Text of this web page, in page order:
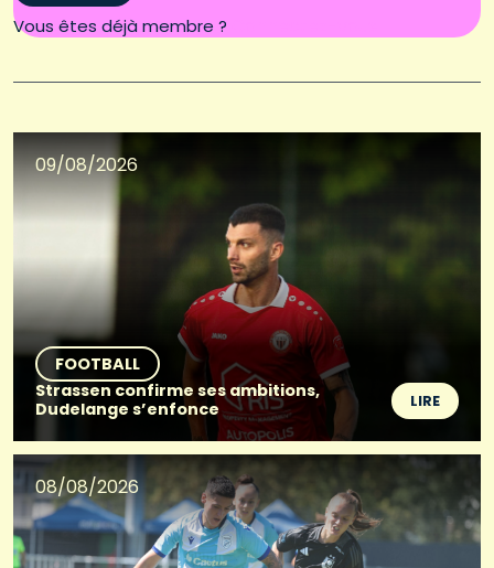
Vous êtes déjà membre ?
09/08/2026
FOOTBALL
Strassen confirme ses ambitions,
Dudelange s’enfonce
LIRE
08/08/2026